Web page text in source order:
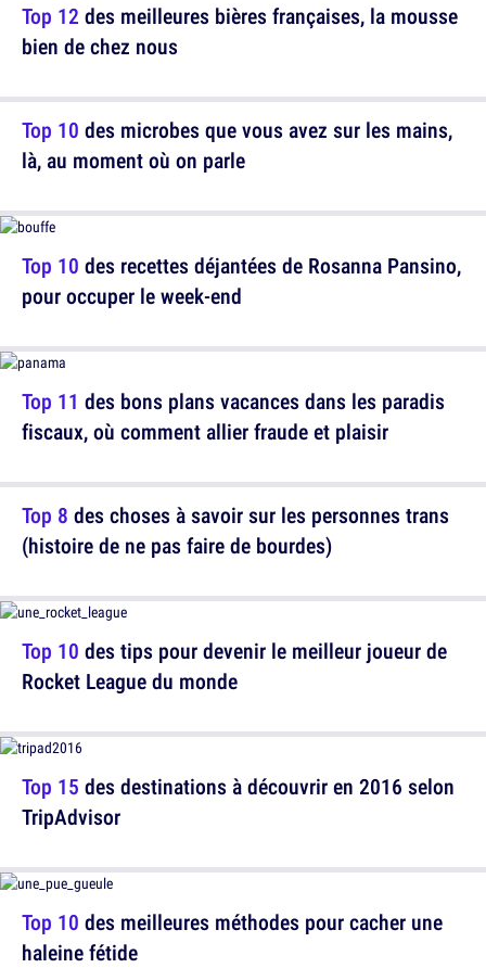
Top 10 des microbes que vous avez sur les mains,
là, au moment où on parle
Top 11 des bons plans vacances dans les paradis
fiscaux, où comment allier fraude et plaisir
Top 10 des tips pour devenir le meilleur joueur de
Rocket League du monde
Top 10 des meilleures méthodes pour cacher une
haleine fétide
Top 12 des meilleures bières françaises, la mousse
bien de chez nous
Top 10 des recettes déjantées de Rosanna Pansino,
pour occuper le week-end
Top 8 des choses à savoir sur les personnes trans
(histoire de ne pas faire de bourdes)
Top 15 des destinations à découvrir en 2016 selon
TripAdvisor